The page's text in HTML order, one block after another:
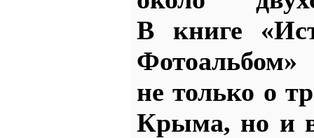
В книге
не только о
Крыма, но и